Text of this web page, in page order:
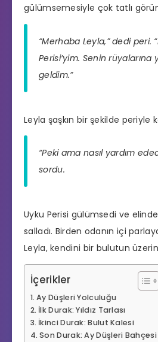
gülümsemesiyle çok tatlı
“Merhaba Leyla,” dedi peri.
Perisi’yim. Senin rüyalarına
geldim.”
Leyla şaşkın bir şekilde periyle
“Peki ama nasıl yardım
sordu.
Uyku Perisi gülümsedi ve
salladı. Birden odanın içi
Leyla, kendini bir bulutun
İçerikler
Ay Düşleri Yolculuğu
İlk Durak: Yıldız Tarlası
İkinci Durak: Bulut Kalesi
Son Durak: Ay Düşleri Bahçesi